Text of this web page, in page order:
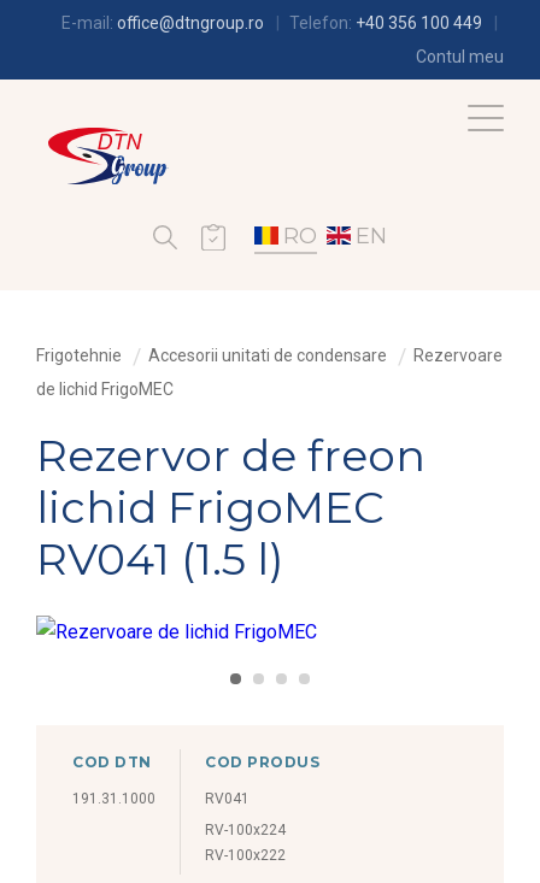
E-mail: office@dtngroup.ro Telefon: +40 356 100 449
Contul meu
RO EN
Frigotehnie Accesorii unitati de condensare
Rezervoare
de lichid FrigoMEC
Rezervor de freon
lichid FrigoMEC
RV041 (1.5 l)
COD DTN
191.31.1000
COD PRODUS
RV041
RV-100x224
RV-100x222